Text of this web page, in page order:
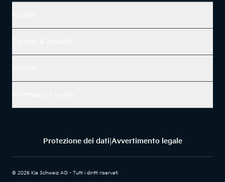
Protezione dei dati Avvertimento legale
© 2026 Kia Schweiz AG - Tutti i diritti riservati